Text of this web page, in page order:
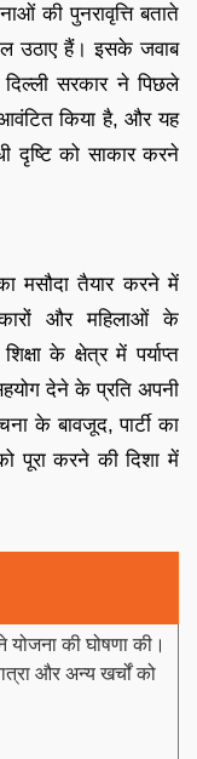
की पुनरावृत्ति बताते
उठाए हैं। इसके जवाब
सरकार ने पिछले
किया है, और यह
दृष्टि को साकार करने
मसौदा तैयार करने में
और महिलाओं के
के क्षेत्र में पर्याप्त
देने के प्रति अपनी
के बावजूद, पार्टी का
पूरा करने की दिशा में
की घोषणा की।
और अन्य खर्चों को